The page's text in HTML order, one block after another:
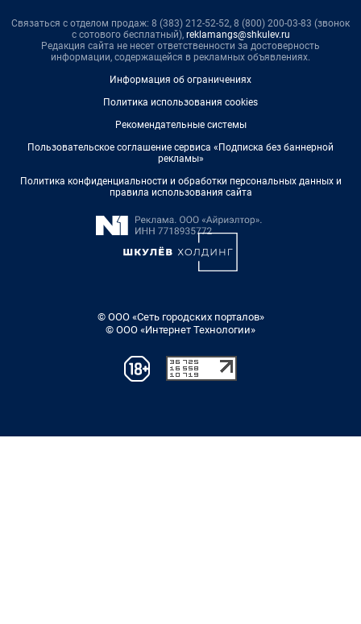
Связаться с отделом продаж: 8 (383) 212-52-52, 8 (800) 200-03-83 (звонок
с сотового бесплатный), reklamangs@shkulev.ru
Редакция сайта не несет ответственности за достоверность
информации, содержащейся в рекламных объявлениях.
Информация об ограничениях
Политика использования cookies
Рекомендательные системы
Пользовательское соглашение сервиса «Подписка без баннерной
рекламы»
Политика конфиденциальности и обработки персональных данных и
правила использования сайта
© ООО «Сеть городских порталов»
© ООО «Интернет Технологии»